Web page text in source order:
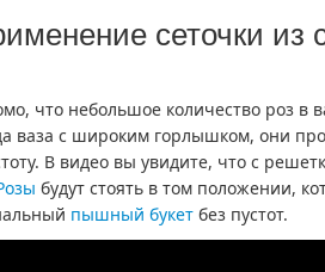
сеточки из
что небольшое количество роз в
ваза с широким горлышком, они
В видео вы увидите, что с
будут стоять в том положении,
пышный букет без пустот.